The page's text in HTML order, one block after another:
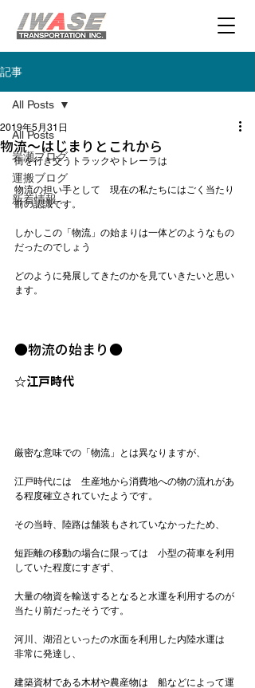
記事
All Posts
岩瀬ブログ
運搬ブログ
新着情報
All Posts
物流～はじまりとこれから
2019年5月31日
街を行き交うトラックやトレーラは
物流の担い手として　現在の私たちにはごく当たり
前の認識です。
しかしこの「物流」の始まりは一体どのようなもの
だったのでしょう
どのように発展してきたのかを見ていきたいと思い
ます。
●物流の始まり●
☆江戸時代
厳密な意味での「物流」とは異なりますが、
江戸時代には　生産地から消費地への物の流れがあ
る程度確立されていたようです。
その当時、陸路は舗装もされていなかったため、
短距離の移動の場合に限っては　小型の荷車を利用
していた程度にすぎず、
大量の物資を輸送するとなると水運を利用するのが
当たり前だったそうです。
河川、湖沼といったの水面を利用した内陸水運は
非常に発達し、
建築資材である木材や農産物は　船などによって運